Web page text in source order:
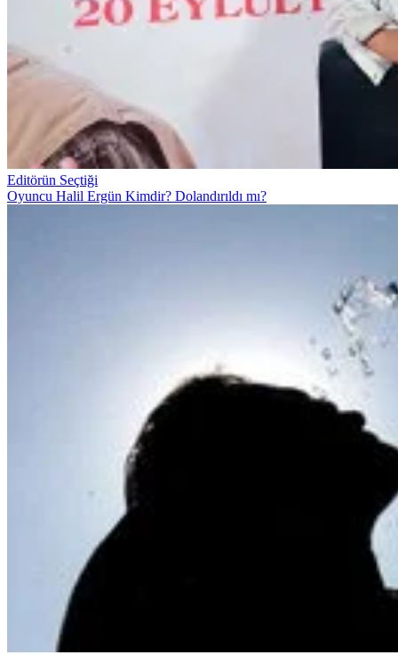
Editörün Seçtiği
Oyuncu Halil Ergün Kimdir? Dolandırıldı mı?